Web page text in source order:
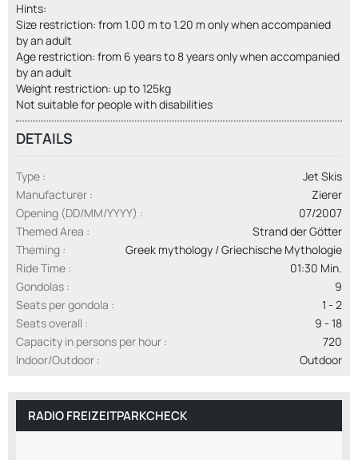
Hints:
Size restriction: from 1.00 m to 1.20 m only when accompanied
by an adult
Age restriction: from 6 years to 8 years only when accompanied
by an adult
Weight restriction: up to 125kg
Not suitable for people with disabilities
DETAILS
Type
Jet Skis
Manufacturer
Zierer
Opening (DD/MM/YYYY)
07/2007
Themed Area
Strand der Götter
Theming
Greek mythology / Griechische Mythologie
Ride Time
01:30 Min.
Gondolas
9
Seats per gondola
1 - 2
Seats overall
9 - 18
Capacity in persons per hour
720
Indoor/Outdoor
Outdoor
RADIO FREIZEITPARKCHECK